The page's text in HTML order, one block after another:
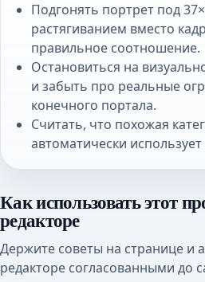
Подгонять портрет под
растягиванием вместо
правильное соотношение.
Остановиться на
и забыть про реальные
конечного портала.
Считать, что похожая
автоматически
Как использовать этот
редакторе
Держите советы на странице и
редакторе согласованными до